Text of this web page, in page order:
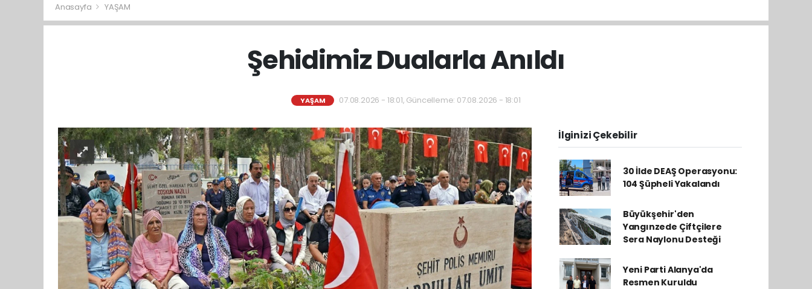
Anasayfa YAŞAM
Şehidimiz Dualarla Anıldı
YAŞAM 07.08.2026 - 18:01, Güncelleme: 07.08.2026 - 18:01
İlginizi Çekebilir
30 İlde DEAŞ Operasyonu:
104 Şüpheli Yakalandı
Büyükşehir'den
Yangınzede Çiftçilere
Sera Naylonu Desteği
Yeni Parti Alanya'da
Resmen Kuruldu